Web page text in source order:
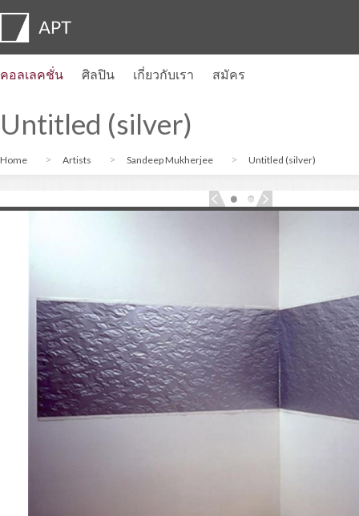
คอลเลคชั่น ศิลปิน เกี่ยวกับเรา สมัคร
Untitled (silver)
Home Artists Sandeep Mukherjee Untitled (silver)